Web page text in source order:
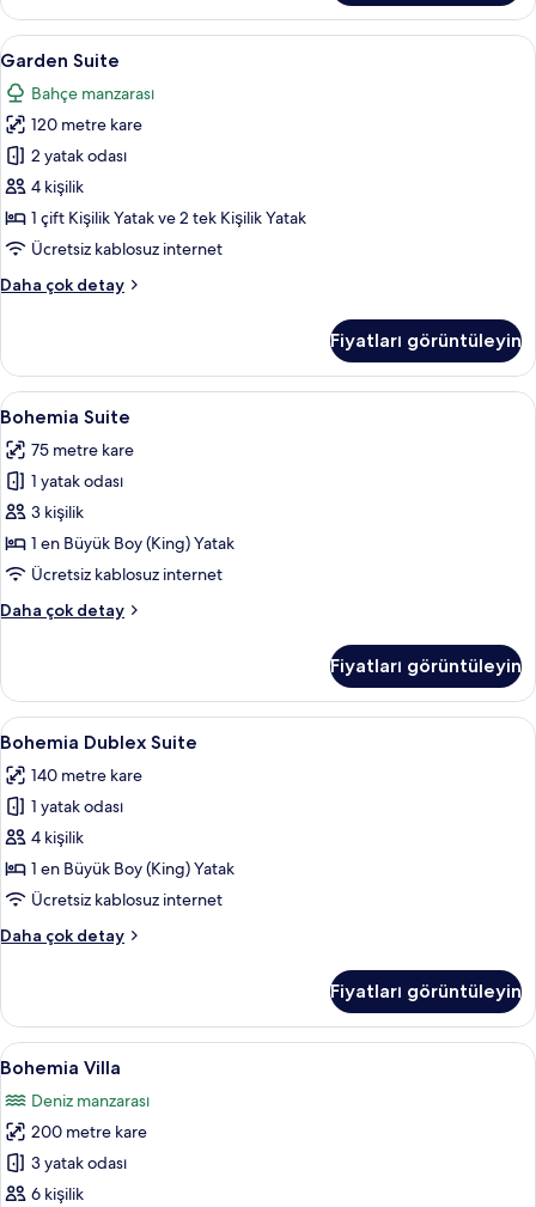
fazla
detay
Garden
Suite
için
tüm
fotoğrafları
görün
Garden Suite | Ücretsiz minibar
5
Garden Suite
Bahçe manzarası
120 metre kare
2 yatak odası
4 kişilik
1 çift Kişilik Yatak ve 2 tek Kişilik Yatak
Ücretsiz kablosuz internet
Daha çok detay
Garden
fazla
detay
Fiyatları görüntüleyin
Bohemia
Suite
için
tüm
fotoğrafları
görün
Bohemia Suite | Ücretsiz minibar
8
Bohemia Suite
75 metre kare
1 yatak odası
3 kişilik
1 en Büyük Boy (King) Yatak
Ücretsiz kablosuz internet
Daha çok detay
Bohemia
fazla
detay
Fiyatları görüntüleyin
Bohemia
Dublex
Suite
için
tüm
fotoğrafları
görün
Bohemia Dublex Suite | Ücretsiz
7
Bohemia Dublex Suite
140 metre kare
1 yatak odası
4 kişilik
1 en Büyük Boy (King) Yatak
Ücretsiz kablosuz internet
Daha çok detay
Bohemia
daha
fazla
detay
Fiyatları görüntüleyin
Bohemia
Villa
için
tüm
fotoğrafları
görün
Bohemia Villa | Ücretsiz minibar
8
Bohemia Villa
Deniz manzarası
200 metre kare
3 yatak odası
6 kişilik